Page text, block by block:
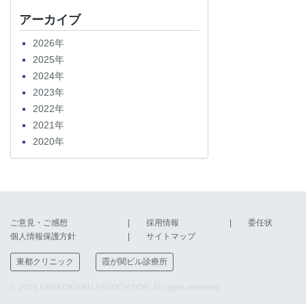
アーカイブ
2026年
2025年
2024年
2023年
2022年
2021年
2020年
ご意見・ご感想 採用情報
委任状
個人情報保護方針
サイトマップ
東都クリニック 霞が関ビル診療所